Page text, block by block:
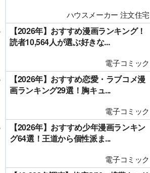
ハウスメーカー 注文住宅
【2026年】おすすめ漫画ランキング！
読者10,564人が選ぶ好きな...
電子コミック
【2026年】おすすめ恋愛・ラブコメ漫
画ランキング29選！胸キュ...
電子コミック
【2026年】おすすめ少年漫画ランキン
グ64選！王道から個性派ま...
電子コミック